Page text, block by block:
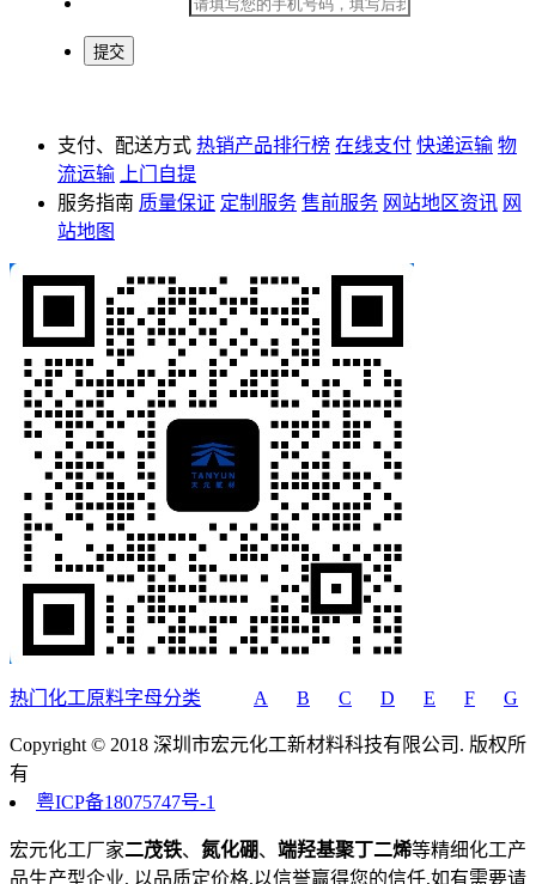
支付、配送方式 热销产品排行榜 在线支付 快递运输 物
流运输 上门自提
服务指南 质量保证 定制服务 售前服务 网站地区资讯 网
站地图
热门化工原料字母分类 A B C D E F G
Copyright © 2018 深圳市宏元化工新材料科技有限公司. 版权所
有
粤ICP备18075747号-1
宏元化工厂家二茂铁、 氮化硼、 端羟基聚丁二烯等精细化工产
品生产型企业, 以品质定价格,以信誉赢得您的信任,如有需要请